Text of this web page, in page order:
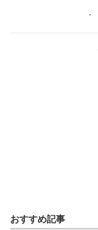
おすすめ記事